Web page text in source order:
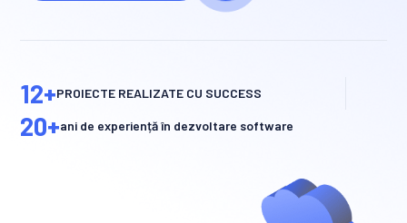
12+PROIECTE REALIZATE CU SUCCESS
20+ani de experiență în dezvoltare software